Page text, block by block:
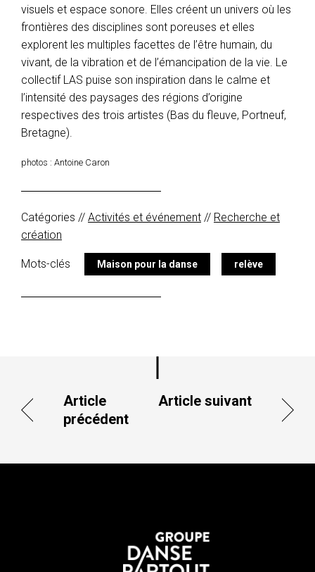
visuels et espace sonore. Elles créent un univers où les
frontières des disciplines sont poreuses et elles
explorent les multiples facettes de l’être humain, du
vivant, de la vibration et de l’émancipation de la vie. Le
collectif LAS puise son inspiration dans le calme et
l’intensité des paysages des régions d’origine
respectives des trois artistes (Bas du fleuve, Portneuf,
Bretagne).
photos : Antoine Caron
Catégories // Activités et événement // Recherche et
création
Mots-clés Maison pour la danse relève
Article
précédent
Article suivant